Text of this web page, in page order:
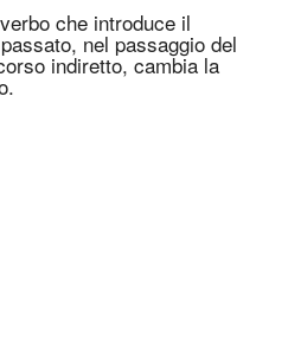
che introduce il
nel passaggio del
indiretto, cambia la